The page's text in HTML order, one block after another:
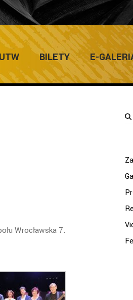
UTW BILETY E-
Home/Galerie/Jak
Wrocławska 7.